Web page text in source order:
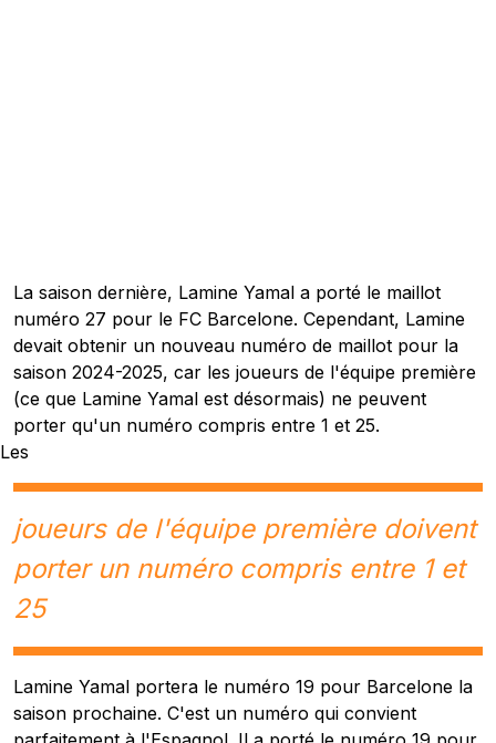
La saison dernière, Lamine Yamal a porté le maillot
numéro 27 pour le FC Barcelone. Cependant, Lamine
devait obtenir un nouveau numéro de maillot pour la
saison 2024-2025, car les joueurs de l'équipe première
(ce que Lamine Yamal est désormais) ne peuvent
porter qu'un numéro compris entre 1 et 25.
Les
joueurs de l'équipe première doivent
porter un numéro compris entre 1 et
25
Lamine Yamal portera le numéro 19 pour Barcelone la
saison prochaine. C'est un numéro qui convient